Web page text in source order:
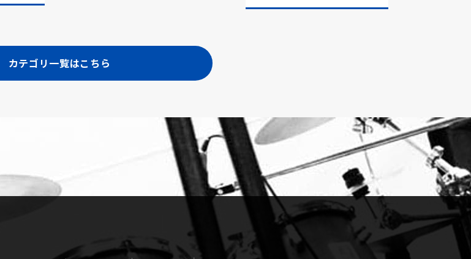
一覧はこちら。
曲一覧はこちら。
。新曲一覧はこち
ンジ16曲です。新曲一
カテゴリ一覧はこちら